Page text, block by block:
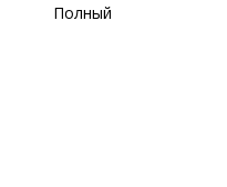
Полный